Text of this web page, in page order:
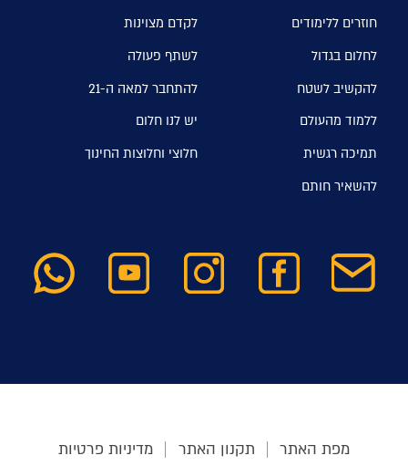
חוזרים ללימודים
לקדם מצוינות
לחלום בגדול
לשתף פעולה
להקשיב לשטח
להתחבר למאה ה-21
ללמוד מהעולם
יש לנו חלום
תמיכה רגשית
חלוצי וחלוצות החינוך
להשאיר חותם
מפת האתר תקנון האתר מדיניות פרטיות